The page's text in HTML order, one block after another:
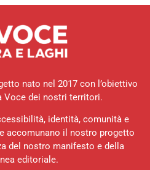
nato nel 2017 con l’obiettivo
Voce dei nostri territori.
identità, comunità e
accomunano il nostro progetto
del nostro manifesto e della
editoriale.